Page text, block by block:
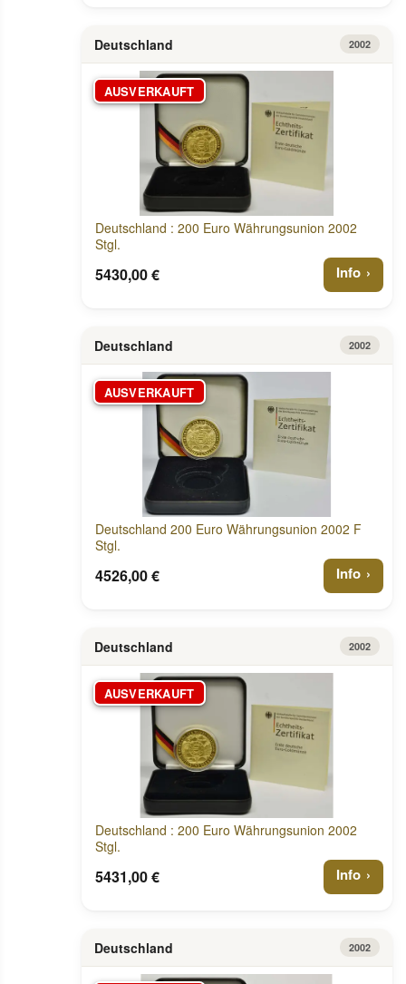
Deutschland 2002
AUSVERKAUFT
Deutschland : 200 Euro Währungsunion 2002
Stgl.
5430,00 € Info
Deutschland 2002
AUSVERKAUFT
Deutschland 200 Euro Währungsunion 2002 F
Stgl.
4526,00 € Info
Deutschland 2002
AUSVERKAUFT
Deutschland : 200 Euro Währungsunion 2002
Stgl.
5431,00 € Info
Deutschland 2002